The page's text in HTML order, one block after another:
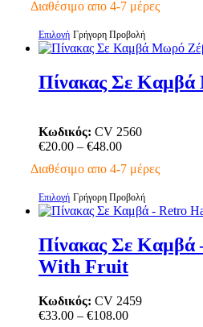
επιλεγούν
στη
σελίδα
προϊόντος
€20.00
€64.00
Διαθέσιμο απο 4-7 μέρες
Επιλογή Αυτό
το
έχει
πολλαπλές
επιλογές
μπορούν
να
επιλεγούν
στη
σελίδα
του
προϊόντος
Γρήγορη Προβολή
Πίνακας Σε
Κωδικός: CV 2560
€20.00 – €48.00Price
€20.00
€48.00
Διαθέσιμο απο 4-7 μέρες
Επιλογή Αυτό
το
πολλαπλές
παραλλαγές.
επιλογές
μπορούν
Γρήγορη Προβολή
Πίνακας Σε Καμβά
With Fruit
Κωδικός: CV 2459
€33.00 – €108.00Price